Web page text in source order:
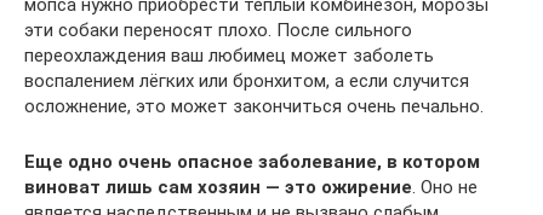
мопса нужно приобрести тёплый комбинезон, морозы
эти собаки переносят плохо. После сильного
переохлаждения ваш любимец может заболеть
воспалением лёгких или бронхитом, а если случится
осложнение, это может закончиться очень печально.
Еще одно очень опасное заболевание, в котором
виноват лишь сам хозяин — это ожирение. Оно не